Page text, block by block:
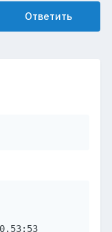
Ответить